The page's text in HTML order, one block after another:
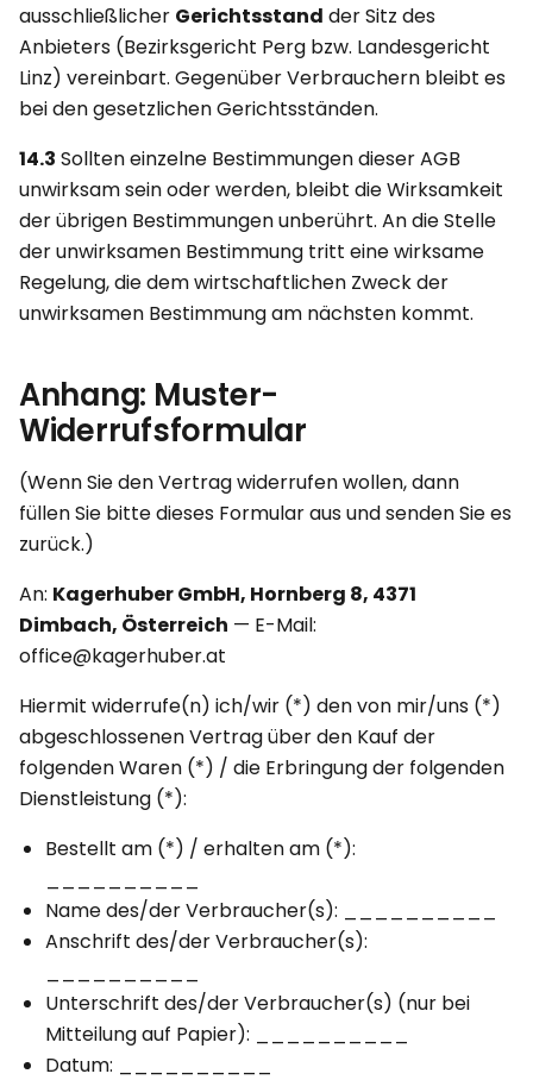
ausschließlicher Gerichtsstand der Sitz des
Anbieters (Bezirksgericht Perg bzw. Landesgericht
Linz) vereinbart. Gegenüber Verbrauchern bleibt es
bei den gesetzlichen Gerichtsständen.
14.3 Sollten einzelne Bestimmungen dieser AGB
unwirksam sein oder werden, bleibt die Wirksamkeit
der übrigen Bestimmungen unberührt. An die Stelle
der unwirksamen Bestimmung tritt eine wirksame
Regelung, die dem wirtschaftlichen Zweck der
unwirksamen Bestimmung am nächsten kommt.
Anhang: Muster-
Widerrufsformular
(Wenn Sie den Vertrag widerrufen wollen, dann
füllen Sie bitte dieses Formular aus und senden Sie es
zurück.)
An: Kagerhuber GmbH, Hornberg 8, 4371
Dimbach, Österreich — E-Mail:
office@kagerhuber.at
Hiermit widerrufe(n) ich/wir (*) den von mir/uns (*)
abgeschlossenen Vertrag über den Kauf der
folgenden Waren (*) / die Erbringung der folgenden
Dienstleistung (*):
Bestellt am (*) / erhalten am (*):
Name des/der Verbraucher(s): __________
Anschrift des/der Verbraucher(s):
Unterschrift des/der Verbraucher(s) (nur bei
Mitteilung auf Papier): __________
Datum: __________